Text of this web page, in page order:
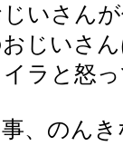
いさん
じいさん
ラと怒
、のんき